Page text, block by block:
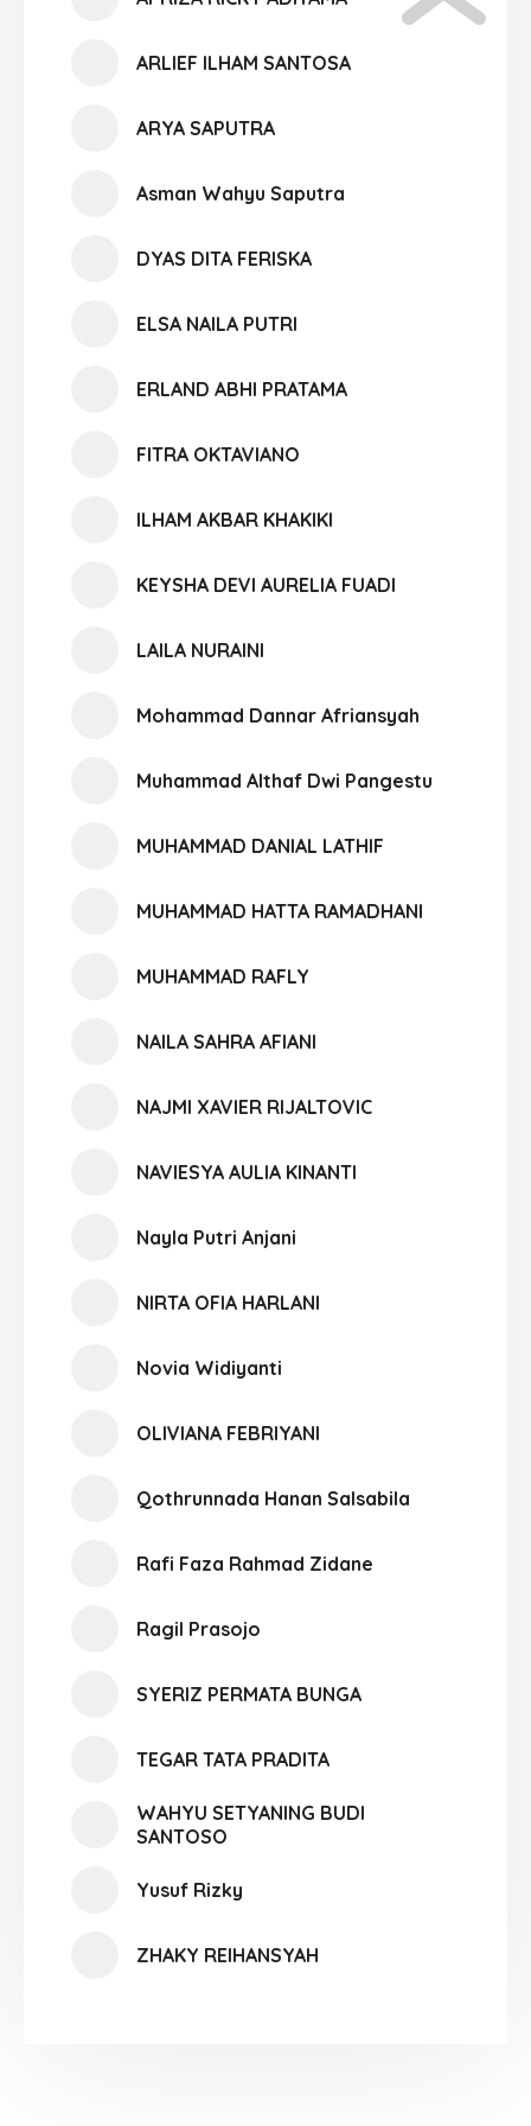
ARLIEF ILHAM SANTOSA
ARYA SAPUTRA
Asman Wahyu Saputra
DYAS DITA FERISKA
ELSA NAILA PUTRI
ERLAND ABHI PRATAMA
FITRA OKTAVIANO
ILHAM AKBAR KHAKIKI
KEYSHA DEVI AURELIA FUADI
LAILA NURAINI
Mohammad Dannar Afriansyah
Muhammad Althaf Dwi Pangestu
MUHAMMAD DANIAL LATHIF
MUHAMMAD HATTA RAMADHANI
MUHAMMAD RAFLY
NAILA SAHRA AFIANI
NAJMI XAVIER RIJALTOVIC
NAVIESYA AULIA KINANTI
Nayla Putri Anjani
NIRTA OFIA HARLANI
Novia Widiyanti
OLIVIANA FEBRIYANI
Qothrunnada Hanan Salsabila
Rafi Faza Rahmad Zidane
Ragil Prasojo
SYERIZ PERMATA BUNGA
TEGAR TATA PRADITA
WAHYU SETYANING BUDI
SANTOSO
Yusuf Rizky
ZHAKY REIHANSYAH